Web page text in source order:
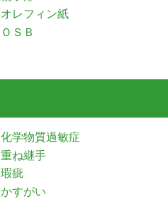
オレフィン紙
ＯＳＢ
化学物質過敏症
重ね継手
瑕疵
かすがい